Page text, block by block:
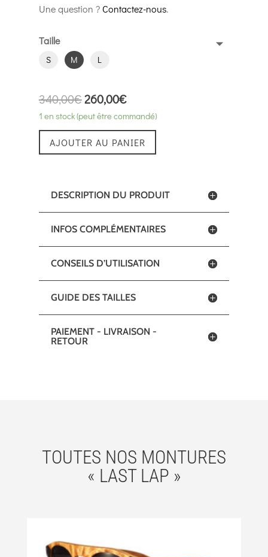
Une question ?Contactez-nous.
Taille
S M L
340,00€260,00€
1 en stock (peut être commandé)
AJOUTER AU PANIER
DESCRIPTION DU PRODUIT
INFOS COMPLÉMENTAIRES
CONSEILS D’UTILISATION
GUIDE DES TAILLES
PAIEMENT - LIVRAISON -
RETOUR
TOUTES NOS MONTURES
« LAST LAP »